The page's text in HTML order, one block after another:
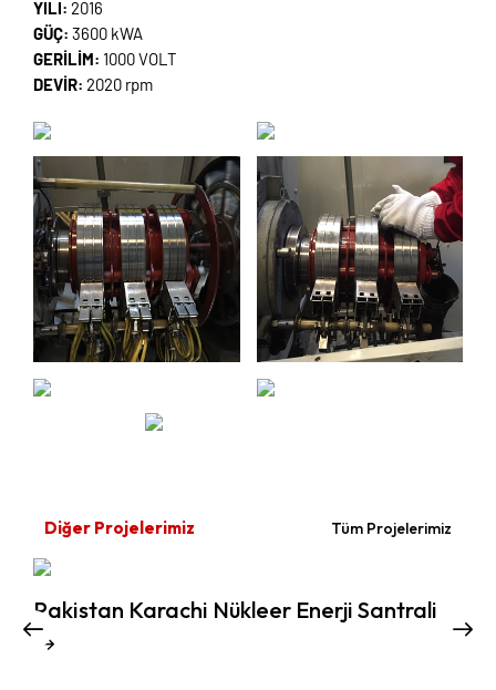
YILI: 2016
GÜÇ: 3600 kWA
GERİLİM: 1000 VOLT
DEVİR: 2020 rpm
Diğer Projelerimiz Tüm Projelerimiz
Pakistan Karachi Nükleer Enerji Santrali